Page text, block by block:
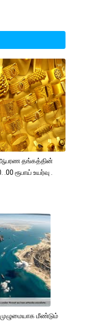
தங்கத்தின்
ரூபாய் உயர்வு .
மீண்டும்